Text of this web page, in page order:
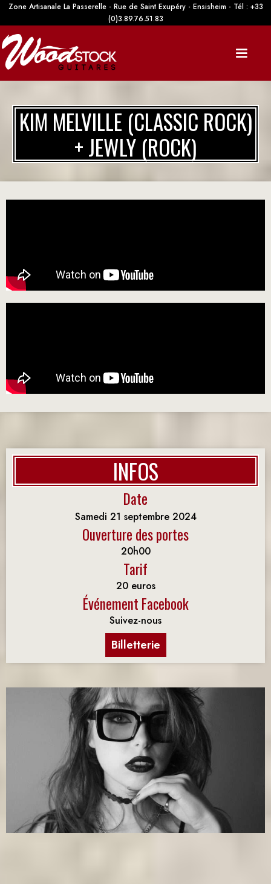
Zone Artisanale La Passerelle - Rue de Saint Exupéry - Ensisheim - Tél : +33
(0)3.89.76.51.83
KIM MELVILLE (CLASSIC ROCK)
+ JEWLY (ROCK)
INFOS
Date
Samedi 21 septembre 2024
Ouverture des portes
20h00
Tarif
20 euros
Événement Facebook
Suivez-nous
Billetterie